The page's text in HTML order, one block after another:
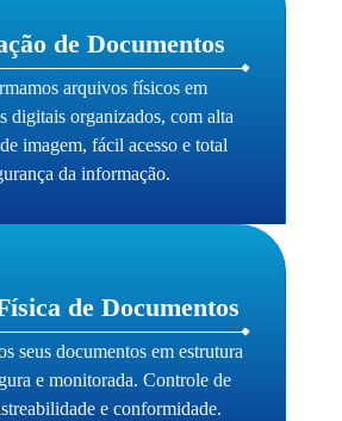
de Documentos
arquivos físicos em
digitais organizados, com alta
imagem, fácil acesso e total
da informação.
de Documentos
seus documentos em estrutura
e monitorada. Controle de
e conformidade.